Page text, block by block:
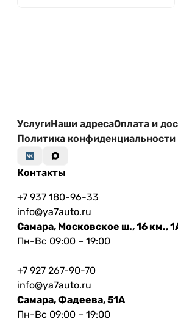
УслугиНаши адресаОплата и
Политика конфиденциальности
Контакты
+7 937 180-96-33
info@ya7auto.ru
Самара, Московское ш., 16 км.,
Пн-Вс 09:00 – 19:00
+7 927 267-90-70
info@ya7auto.ru
Самара, Фадеева, 51А
Пн-Вс 09:00 – 19:00